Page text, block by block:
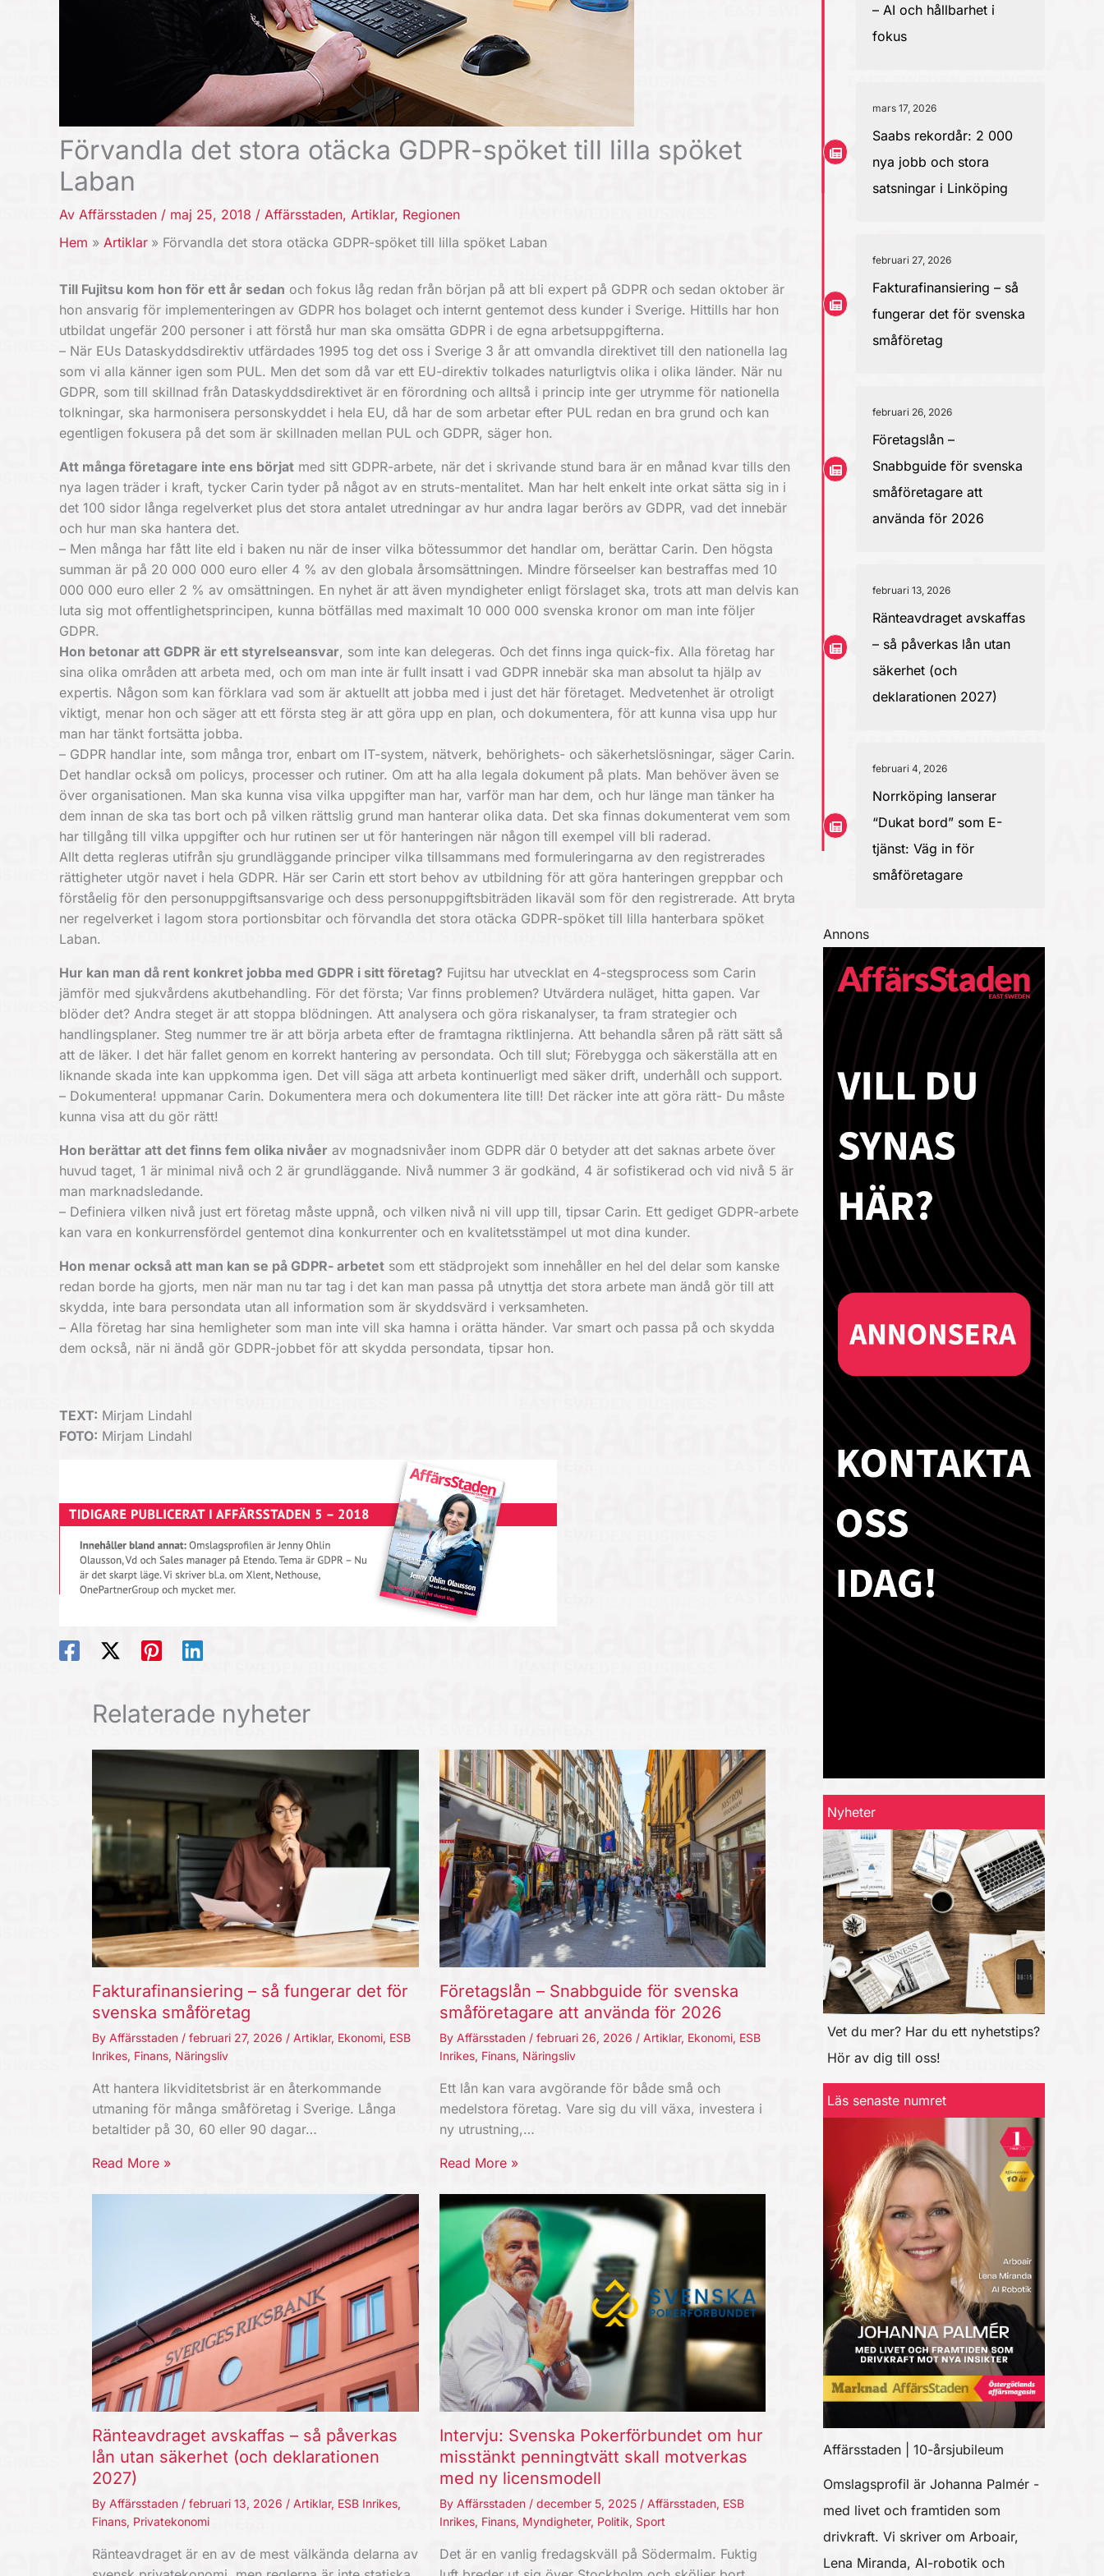
Förvandla det stora otäcka GDPR-spöket till lilla spöket
Laban
Av Affärsstaden / maj 25, 2018 / Affärsstaden, Artiklar, Regionen
Hem
Artiklar Förvandla det stora otäcka GDPR-spöket till lilla spöket Laban
Till Fujitsu kom hon för ett år sedan och fokus låg redan från början på att bli expert på GDPR och sedan oktober är
hon ansvarig för implementeringen av GDPR hos bolaget och internt gentemot dess kunder i Sverige. Hittills har hon
utbildat ungefär 200 personer i att förstå hur man ska omsätta GDPR i de egna arbetsuppgifterna.
– När EUs Dataskyddsdirektiv utfärdades 1995 tog det oss i Sverige 3 år att omvandla direktivet till den nationella lag
som vi alla känner igen som PUL. Men det som då var ett EU-direktiv tolkades naturligtvis olika i olika länder. När nu
GDPR, som till skillnad från Dataskyddsdirektivet är en förordning och alltså i princip inte ger utrymme för nationella
tolkningar, ska harmonisera personskyddet i hela EU, då har de som arbetar efter PUL redan en bra grund och kan
egentligen fokusera på det som är skillnaden mellan PUL och GDPR, säger hon.
Att många företagare inte ens börjat med sitt GDPR-arbete, när det i skrivande stund bara är en månad kvar tills den
nya lagen träder i kraft, tycker Carin tyder på något av en struts-mentalitet. Man har helt enkelt inte orkat sätta sig in i
det 100 sidor långa regelverket plus det stora antalet utredningar av hur andra lagar berörs av GDPR, vad det innebär
och hur man ska hantera det.
– Men många har fått lite eld i baken nu när de inser vilka bötessummor det handlar om, berättar Carin. Den högsta
summan är på 20 000 000 euro eller 4 % av den globala årsomsättningen. Mindre förseelser kan bestraffas med 10
000 000 euro eller 2 % av omsättningen. En nyhet är att även myndigheter enligt förslaget ska, trots att man delvis kan
luta sig mot offentlighetsprincipen, kunna bötfällas med maximalt 10 000 000 svenska kronor om man inte följer
GDPR.
Hon betonar att GDPR är ett styrelseansvar, som inte kan delegeras. Och det finns inga quick-fix. Alla företag har
sina olika områden att arbeta med, och om man inte är fullt insatt i vad GDPR innebär ska man absolut ta hjälp av
expertis. Någon som kan förklara vad som är aktuellt att jobba med i just det här företaget. Medvetenhet är otroligt
viktigt, menar hon och säger att ett första steg är att göra upp en plan, och dokumentera, för att kunna visa upp hur
man har tänkt fortsätta jobba.
– GDPR handlar inte, som många tror, enbart om IT-system, nätverk, behörighets- och säkerhetslösningar, säger Carin.
Det handlar också om policys, processer och rutiner. Om att ha alla legala dokument på plats. Man behöver även se
över organisationen. Man ska kunna visa vilka uppgifter man har, varför man har dem, och hur länge man tänker ha
dem innan de ska tas bort och på vilken rättslig grund man hanterar olika data. Det ska finnas dokumenterat vem som
har tillgång till vilka uppgifter och hur rutinen ser ut för hanteringen när någon till exempel vill bli raderad.
Allt detta regleras utifrån sju grundläggande principer vilka tillsammans med formuleringarna av den registrerades
rättigheter utgör navet i hela GDPR. Här ser Carin ett stort behov av utbildning för att göra hanteringen greppbar och
förståelig för den personuppgiftsansvarige och dess personuppgiftsbiträden likaväl som för den registrerade. Att bryta
ner regelverket i lagom stora portionsbitar och förvandla det stora otäcka GDPR-spöket till lilla hanterbara spöket
Laban.
Hur kan man då rent konkret jobba med GDPR i sitt företag? Fujitsu har utvecklat en 4-stegsprocess som Carin
jämför med sjukvårdens akutbehandling. För det första; Var finns problemen? Utvärdera nuläget, hitta gapen. Var
blöder det? Andra steget är att stoppa blödningen. Att analysera och göra riskanalyser, ta fram strategier och
handlingsplaner. Steg nummer tre är att börja arbeta efter de framtagna riktlinjerna. Att behandla såren på rätt sätt så
att de läker. I det här fallet genom en korrekt hantering av persondata. Och till slut; Förebygga och säkerställa att en
liknande skada inte kan uppkomma igen. Det vill säga att arbeta kontinuerligt med säker drift, underhåll och support.
– Dokumentera! uppmanar Carin. Dokumentera mera och dokumentera lite till! Det räcker inte att göra rätt- Du måste
kunna visa att du gör rätt!
Hon berättar att det finns fem olika nivåer av mognadsnivåer inom GDPR där 0 betyder att det saknas arbete över
huvud taget, 1 är minimal nivå och 2 är grundläggande. Nivå nummer 3 är godkänd, 4 är sofistikerad och vid nivå 5 är
man marknadsledande.
– Definiera vilken nivå just ert företag måste uppnå, och vilken nivå ni vill upp till, tipsar Carin. Ett gediget GDPR-arbete
kan vara en konkurrensfördel gentemot dina konkurrenter och en kvalitetsstämpel ut mot dina kunder.
Hon menar också att man kan se på GDPR- arbetet som ett städprojekt som innehåller en hel del delar som kanske
redan borde ha gjorts, men när man nu tar tag i det kan man passa på utnyttja det stora arbete man ändå gör till att
skydda, inte bara persondata utan all information som är skyddsvärd i verksamheten.
– Alla företag har sina hemligheter som man inte vill ska hamna i orätta händer. Var smart och passa på och skydda
dem också, när ni ändå gör GDPR-jobbet för att skydda persondata, tipsar hon.
TEXT: Mirjam Lindahl
FOTO: Mirjam Lindahl
Relaterade nyheter
Fakturafinansiering – så fungerar det för
svenska småföretag
By Affärsstaden / februari 27, 2026 / Artiklar, Ekonomi, ESB
Inrikes, Finans, Näringsliv
Att hantera likviditetsbrist är en återkommande
utmaning för många småföretag i Sverige. Långa
betaltider på 30, 60 eller 90 dagar…
Read More »
Företagslån – Snabbguide för svenska
småföretagare att använda för 2026
By Affärsstaden / februari 26, 2026 / Artiklar, Ekonomi, ESB
Inrikes, Finans, Näringsliv
Ett lån kan vara avgörande för både små och
medelstora företag. Vare sig du vill växa, investera i
ny utrustning,…
Read More »
Ränteavdraget avskaffas – så påverkas
lån utan säkerhet (och deklarationen
2027)
By Affärsstaden / februari 13, 2026 / Artiklar, ESB Inrikes,
Finans, Privatekonomi
Ränteavdraget är en av de mest välkända delarna av
Intervju: Svenska Pokerförbundet om hur
misstänkt penningtvätt skall motverkas
med ny licensmodell
By Affärsstaden / december 5, 2025 / Affärsstaden, ESB
Inrikes, Finans, Myndigheter, Politik, Sport
Det är en vanlig fredagskväll på Södermalm. Fuktig
– AI och hållbarhet i
fokus
mars 17, 2026
Saabs rekordår: 2 000
nya jobb och stora
satsningar i Linköping
februari 27, 2026
Fakturafinansiering – så
fungerar det för svenska
småföretag
februari 26, 2026
Företagslån –
Snabbguide för svenska
småföretagare att
använda för 2026
februari 13, 2026
Ränteavdraget avskaffas
– så påverkas lån utan
säkerhet (och
deklarationen 2027)
februari 4, 2026
Norrköping lanserar
“Dukat bord” som E-
tjänst: Väg in för
småföretagare
Annons
Nyheter
Vet du mer? Har du ett nyhetstips?
Hör av dig till oss!
Läs senaste numret
Affärsstaden | 10-årsjubileum
Omslagsprofil är Johanna Palmér -
med livet och framtiden som
drivkraft. Vi skriver om Arboair,
Lena Miranda, AI-robotik och